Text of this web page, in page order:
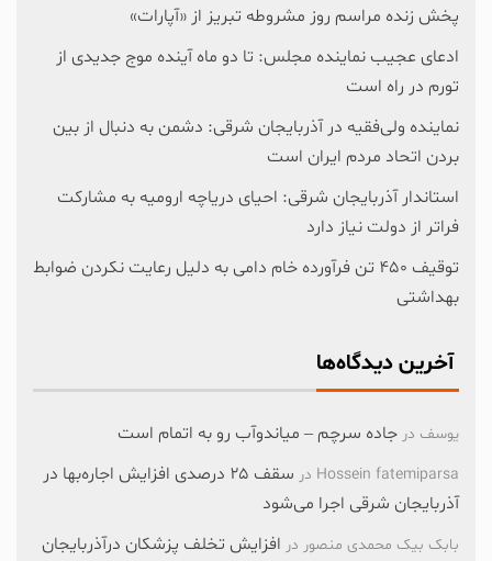
پخش زنده مراسم روز مشروطه تبریز از «آپارات»
ادعای عجیب نماینده مجلس: تا دو ماه آینده موج جدیدی از
تورم در راه است
نماینده ولی‌فقیه در آذربایجان شرقی: دشمن به دنبال از بین
بردن اتحاد مردم ایران است
استاندار آذربایجان شرقی: احیای دریاچه ارومیه به مشارکت
فراتر از دولت نیاز دارد
توقیف ۴۵۰ تن فرآورده خام دامی به دلیل رعایت نکردن ضوابط
بهداشتی
آخرین دیدگاه‌ها
یوسف در جاده سرچم – میاندوآب رو به اتمام است
Hossein fatemiparsa در
سقف ۲۵ درصدی افزایش اجاره‌بها در
آذربایجان شرقی اجرا می‌شود
بابک بیک محمدی منصور در افزایش تخلف پزشکان درآذربایجان